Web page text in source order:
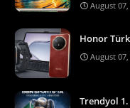
August 07,
Honor
August 07,
Trendyol